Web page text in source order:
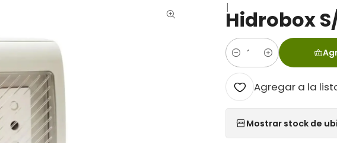
|
Hidrobox
Cantidad
Agregar a la
Mostrar stock de